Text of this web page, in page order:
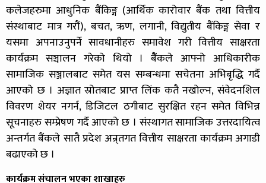
कलेजहरुमा आधुनिक बैंकिङ्ग (आर्थिक कारोवार बैंक तथा वित्तीय
संस्थाबाट मात्र गरौं), बचत, ऋण, लगानी, विद्युतीय बैंकिङ्ग सेवा र
यसमा अपनाउनुपर्ने सावधानीहरु समावेश गरी वित्तीय साक्षरता
कार्यक्रम सञ्चालन गरेको थियो । बैैंकले आफ्नो आधिकारीक
सामाजिक सञ्जालबाट समेत यस सम्बन्धमा सचेतना अभिबृद्धि गर्दै
आएको छ । अज्ञात स्रोतबाट प्राप्त लिंक कतै नखोल्न, संंवेदनशिल
विवरण शेयर नगर्न, डिजिटल ठगीबाट सुरक्षित रहन समेत विभिन्न
सूचनाहरु सम्प्रेषण गर्दै आएको छ । संस्थागत सामाजिक उत्तरदायित्व
अन्तर्गत बैंकले सातै प्रदेश अन्र्तगत वित्तीय साक्षरता कार्यक्रम अगाडी
बढाएको छ ।
कार्यक्रम संचालन भएका शाखाहरु